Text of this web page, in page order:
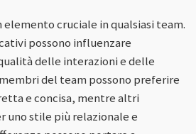
elemento cruciale in qualsiasi team.
possono influenzare
delle interazioni e delle
del team possono preferire
e concisa, mentre altri
uno stile più relazionale e